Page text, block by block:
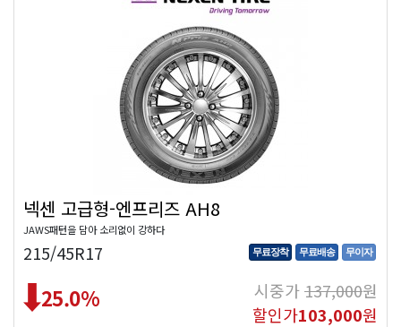
넥센 고급형-엔프리즈 AH8
JAWS패턴을 담아 소리없이 강하다
215/45R17 무료장착 무료배송 무이자
25.0% 시중가137,000원
할인가103,000원